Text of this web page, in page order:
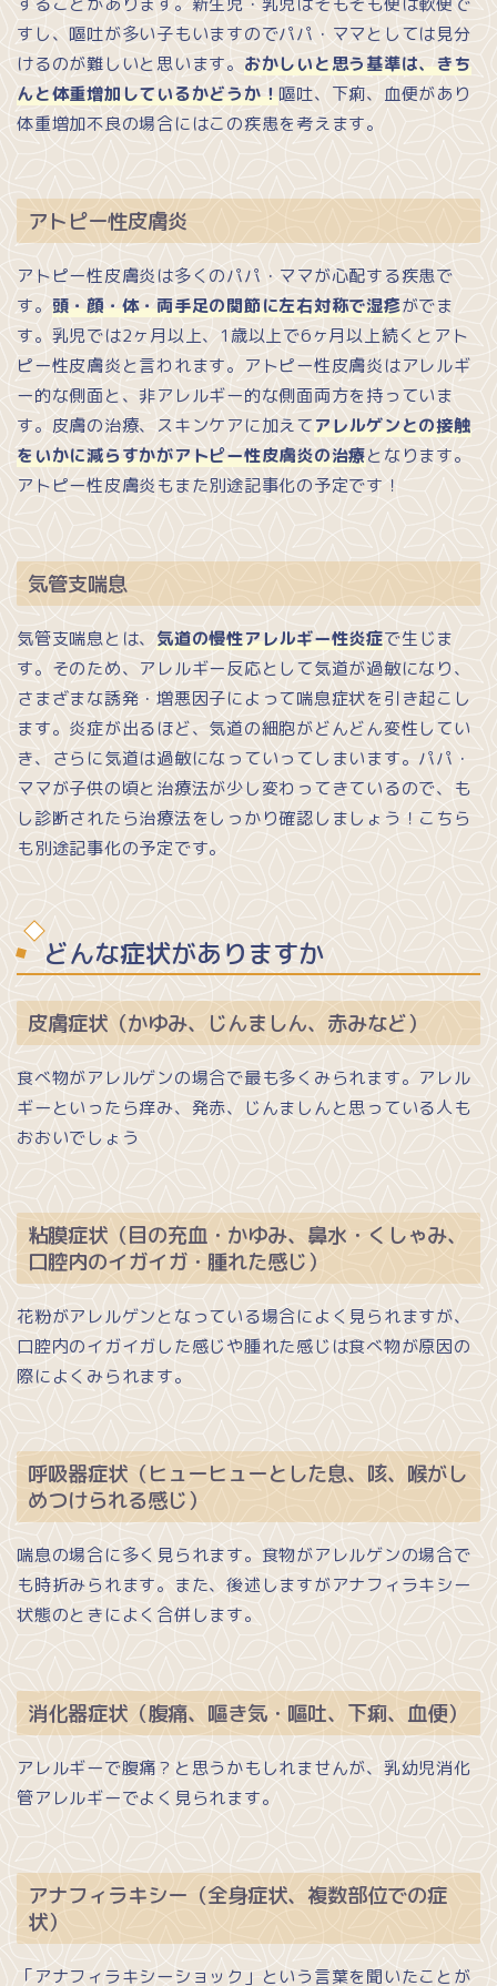
すし、嘔吐が多い子もいますのでパパ・ママとしては見分
けるのが難しいと思います。 おかしいと思う基準は、きち
んと体重増加しているかどうか！ 嘔吐、下痢、血便があり
体重増加不良の場合にはこの疾患を考えます。
アトピー性皮膚炎
アトピー性皮膚炎は多くのパパ・ママが心配する疾患で
す。 頭・顔・体・両手足の関節に左右対称で湿疹がでま
す。乳児では2ヶ月以上、1歳以上で6ヶ月以上続くとアト
ピー性皮膚炎と言われます。アトピー性皮膚炎はアレルギ
ー的な側面と、非アレルギー的な側面両方を持っていま
す。皮膚の治療、スキンケアに加えてアレルゲンとの接触
をいかに減らすかがアトピー性皮膚炎の治療となります。
アトピー性皮膚炎もまた別途記事化の予定です！
気管支喘息
気管支喘息とは、気道の慢性アレルギー性炎症で生じま
す。そのため、アレルギー反応として気道が過敏になり、
さまざまな誘発・増悪因子によって喘息症状を引き起こし
ます。炎症が出るほど、気道の細胞がどんどん変性してい
き、さらに気道は過敏になっていってしまいます。パパ・
ママが子供の頃と治療法が少し変わってきているので、も
し診断されたら治療法をしっかり確認しましょう！こちら
も別途記事化の予定です。
どんな症状がありますか
皮膚症状（かゆみ、じんましん、赤みなど）
食べ物がアレルゲンの場合で最も多くみられます。アレル
ギーといったら痒み、発赤、じんましんと思っている人も
おおいでしょう
粘膜症状（目の充血・かゆみ、鼻水・くしゃみ、
口腔内のイガイガ・腫れた感じ）
花粉がアレルゲンとなっている場合によく見られますが、
口腔内のイガイガした感じや腫れた感じは食べ物が原因の
際によくみられます。
呼吸器症状（ヒューヒューとした息、咳、喉がし
めつけられる感じ）
喘息の場合に多く見られます。食物がアレルゲンの場合で
も時折みられます。また、後述しますがアナフィラキシー
状態のときによく合併します。
消化器症状（腹痛、嘔き気・嘔吐、下痢、血便）
アレルギーで腹痛？と思うかもしれませんが、乳幼児消化
管アレルギーでよく見られます。
アナフィラキシー（全身症状、複数部位での症
状）
「アナフィラキシーショック」という言葉を聞いたことが